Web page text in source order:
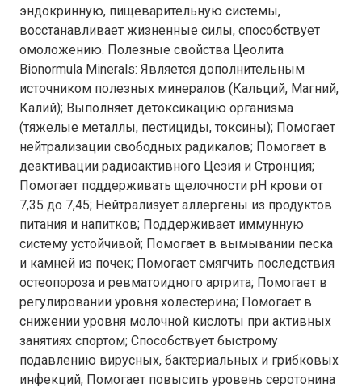
эндокринную, пищеварительную системы,
восстанавливает жизненные силы, способствует
омоложению. Полезные свойства Цеолита
Bionormula Minerals: Является дополнительным
источником полезных минералов (Кальций, Магний,
Калий); Выполняет детоксикацию организма
(тяжелые металлы, пестициды, токсины); Помогает
нейтрализации свободных радикалов; Помогает в
деактивации радиоактивного Цезия и Стронция;
Помогает поддерживать щелочности рН крови от
7,35 до 7,45; Нейтрализует аллергены из продуктов
питания и напитков; Поддерживает иммунную
систему устойчивой; Помогает в вымывании песка
и камней из почек; Помогает смягчить последствия
остеопороза и ревматоидного артрита; Помогает в
регулировании уровня холестерина; Помогает в
снижении уровня молочной кислоты при активных
занятиях спортом; Способствует быстрому
подавлению вирусных, бактериальных и грибковых
инфекций; Помогает повысить уровень серотонина